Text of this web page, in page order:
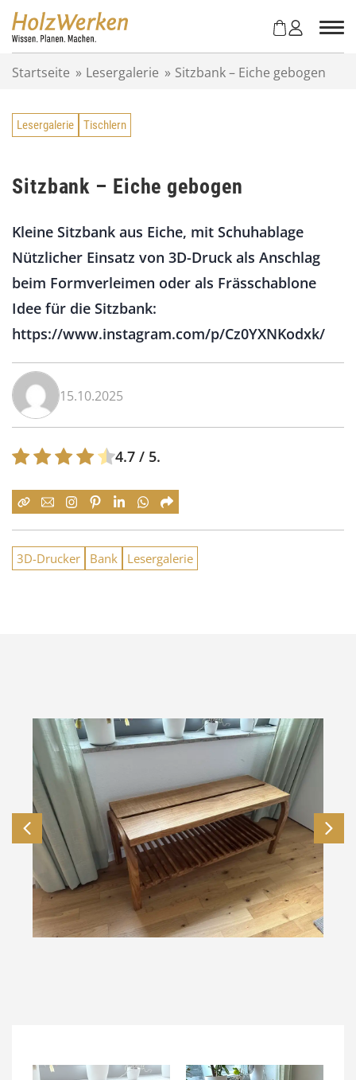
Startseite » Lesergalerie » Sitzbank – Eiche gebogen
Lesergalerie Tischlern
Sitzbank – Eiche gebogen
Kleine Sitzbank aus Eiche, mit Schuhablage
Nützlicher Einsatz von 3D-Druck als Anschlag
beim Formverleimen oder als Frässchablone
Idee für die Sitzbank:
https://www.instagram.com/p/Cz0YXNKodxk/
15.10.2025
4.7 / 5.
3D-Drucker Bank Lesergalerie